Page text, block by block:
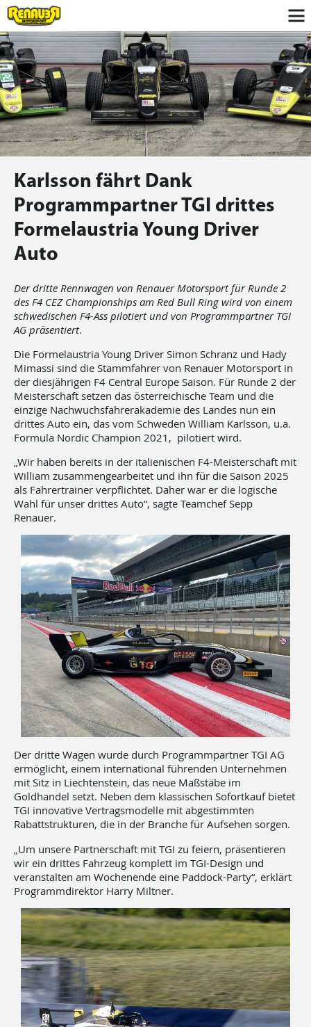
Karlsson fährt Dank
Programmpartner TGI drittes
Formelaustria Young Driver
Auto
Der dritte Rennwagen von Renauer Motorsport für Runde 2
des F4 CEZ Championships am Red Bull Ring wird von einem
schwedischen F4-Ass pilotiert und von Programmpartner TGI
AG präsentiert.
Die Formelaustria Young Driver Simon Schranz und Hady
Mimassi sind die Stammfahrer von Renauer Motorsport in
der diesjährigen F4 Central Europe Saison. Für Runde 2 der
Meisterschaft setzen das österreichische Team und die
einzige Nachwuchsfahrerakademie des Landes nun ein
drittes Auto ein, das vom Schweden William Karlsson, u.a.
Formula Nordic Champion 2021, pilotiert wird.
„Wir haben bereits in der italienischen F4-Meisterschaft mit
William zusammengearbeitet und ihn für die Saison 2025
als Fahrertrainer verpflichtet. Daher war er die logische
Wahl für unser drittes Auto“, sagte Teamchef Sepp
Renauer.
Der dritte Wagen wurde durch Programmpartner TGI AG
ermöglicht, einem international führenden Unternehmen
mit Sitz in Liechtenstein, das neue Maßstäbe im
Goldhandel setzt. Neben dem klassischen Sofortkauf bietet
TGI innovative Vertragsmodelle mit abgestimmten
Rabattstrukturen, die in der Branche für Aufsehen sorgen.
„Um unsere Partnerschaft mit TGI zu feiern, präsentieren
wir ein drittes Fahrzeug komplett im TGI-Design und
veranstalten am Wochenende eine Paddock-Party“, erklärt
Programmdirektor Harry Miltner.